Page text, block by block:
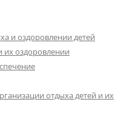
и оздоровлении детей
их оздоровлении
отдыха детей и их